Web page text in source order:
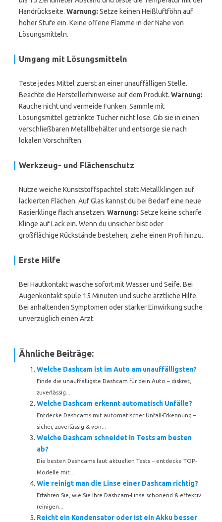
Handrückseite. Warnung: Setze keinen Heißluftföhn auf
hoher Stufe ein. Keine offene Flamme in der Nähe von
Lösungsmitteln.
Umgang mit Lösungsmitteln
Teste jedes Mittel zuerst an einer unauffälligen Stelle.
Beachte die Herstellerhinweise auf dem Produkt. Warnung:
Rauche nicht und vermeide Funken. Sammle mit
Lösungsmittel getränkte Tücher nicht lose. Gib sie in einen
verschließbaren Metallbehälter und entsorge sie nach
lokalen Vorschriften.
Werkzeug- und Flächenschutz
Nutze weiche Kunststoffspachtel statt Metallklingen auf
lackierten Flächen. Auf Glas kannst du bei Bedarf eine neue
Rasierklinge flach ansetzen. Warnung: Setze keine scharfe
Klinge auf Lack ein. Wenn du unsicher bist oder
großflächige Rückstände bestehen, ziehe einen Profi hinzu.
Erste Hilfe
Bei Hautkontakt wasche sofort mit Wasser und Seife. Bei
Augenkontakt spüle 15 Minuten und suche ärztliche Hilfe.
Bei anhaltenden Symptomen oder starker Einwirkung suche
unverzüglich einen Arzt.
Ähnliche Beiträge:
Welche Dashcam ist im Auto am unauffälligsten?
Finde die unauffälligste Dashcam für dein Auto – diskret,
zuverlässig...
Welche Dashcam erkennt automatisch Unfälle?
Entdecke Dashcams mit automatischer Unfall-Erkennung –
sicher, zuverlässig & von...
Welche Dashcam schneidet in Tests am besten
ab?
Die besten Dashcams laut aktuellen Tests – entdecke TOP-
Modelle mit...
Wie reinigt man die Linse einer Dashcam richtig?
Erfahren Sie, wie Sie Ihre Dashcam-Linse schonend & effektiv
reinigen...
Reicht ein Kondensator oder ist ein Akku besser